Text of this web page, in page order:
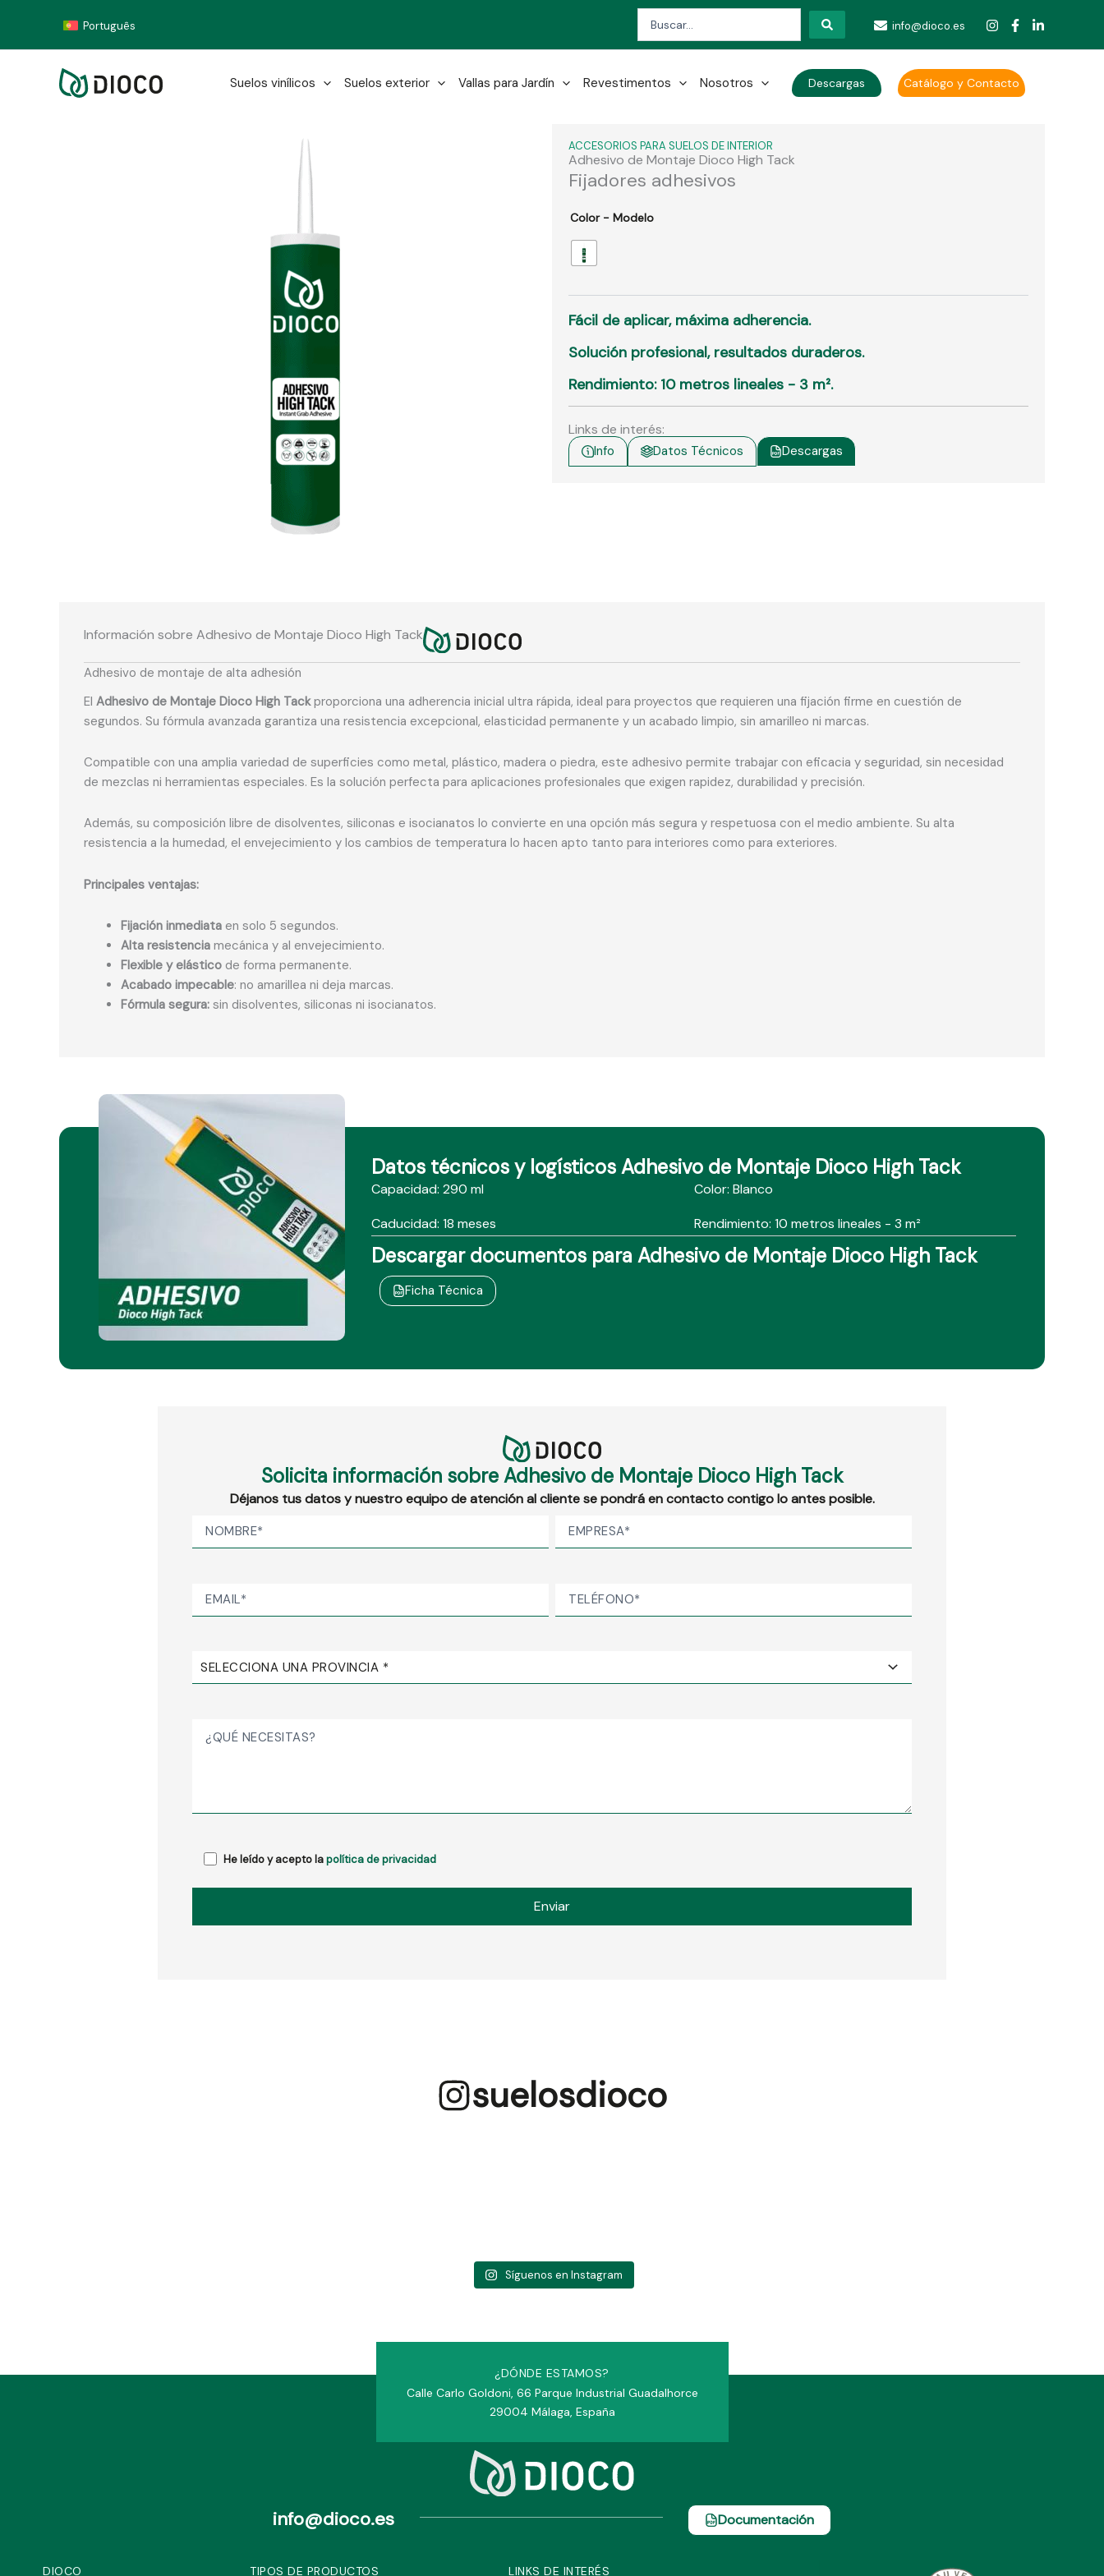
contenido
Português info@dioco.es
Suelos vinílicos Suelos exterior Vallas para Jardín Revestimentos Nosotros Descargas Catálogo y Contacto
ACCESORIOS PARA SUELOS DE INTERIOR
Adhesivo de Montaje Dioco High Tack
Fijadores adhesivos
Color - Modelo
Fácil de aplicar, máxima adherencia.
Solución profesional, resultados duraderos.
Rendimiento: 10 metros lineales - 3 m².
Links de interés:
Info Datos Técnicos Descargas
Información sobre Adhesivo de Montaje Dioco High Tack
Adhesivo de montaje de alta adhesión
El Adhesivo de Montaje Dioco High Tackproporciona una adherencia inicial ultra rápida, ideal para proyectos que requieren una fijación firme en cuestión de
segundos. Su fórmula avanzada garantiza una resistencia excepcional, elasticidad permanente y un acabado limpio, sin amarilleo ni marcas.
Compatible con una amplia variedad de superficies como metal, plástico, madera o piedra, este adhesivo permite trabajar con eficacia y seguridad, sin necesidad
de mezclas ni herramientas especiales. Es la solución perfecta para aplicaciones profesionales que exigen rapidez, durabilidad y precisión.
Además, su composición libre de disolventes, siliconas e isocianatos lo convierte en una opción más segura y respetuosa con el medio ambiente. Su alta
resistencia a la humedad, el envejecimiento y los cambios de temperatura lo hacen apto tanto para interiores como para exteriores.
Principales ventajas:
Fijación inmediata en solo 5 segundos.
Alta resistencia mecánica y al envejecimiento.
Flexible y elástico de forma permanente.
Acabado impecable: no amarillea ni deja marcas.
Fórmula segura: sin disolventes, siliconas ni isocianatos.
Datos técnicos y logísticos Adhesivo de Montaje Dioco High Tack
Capacidad: 290 ml
Color: Blanco
Caducidad: 18 meses
Rendimiento: 10 metros lineales - 3 m²
Descargar documentos para Adhesivo de Montaje Dioco High Tack
Ficha Técnica
Solicita información sobre Adhesivo de Montaje Dioco High Tack
Déjanos tus datos y nuestro equipo de atención al cliente se pondrá en contacto contigo lo antes posible.
He leído y acepto lapolítica de privacidad
suelosdioco
Síguenos en Instagram
¿DÓNDE ESTAMOS?
Calle Carlo Goldoni, 66 Parque Industrial Guadalhorce
29004 Málaga, España
info@dioco.es Documentación
DIOCO TIPOS DE PRODUCTOS LINKS DE INTERÉS